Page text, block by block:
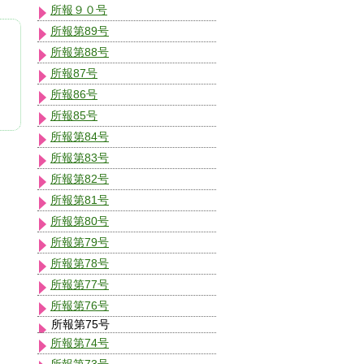
所報９０号
所報第89号
所報第88号
所報87号
所報86号
所報85号
所報第84号
所報第83号
所報第82号
所報第81号
所報第80号
所報第79号
所報第78号
所報第77号
所報第76号
所報第75号
所報第74号